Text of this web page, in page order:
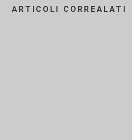
ARTICOLI CORREALATI